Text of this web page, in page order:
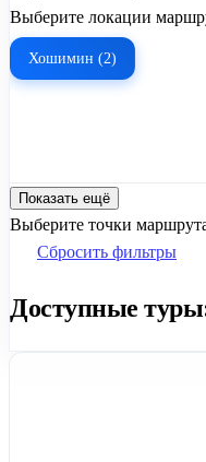
Выберите локации
Хошимин (2)
Показать ещё
Выберите точки
Сбросить фильтры
Доступные